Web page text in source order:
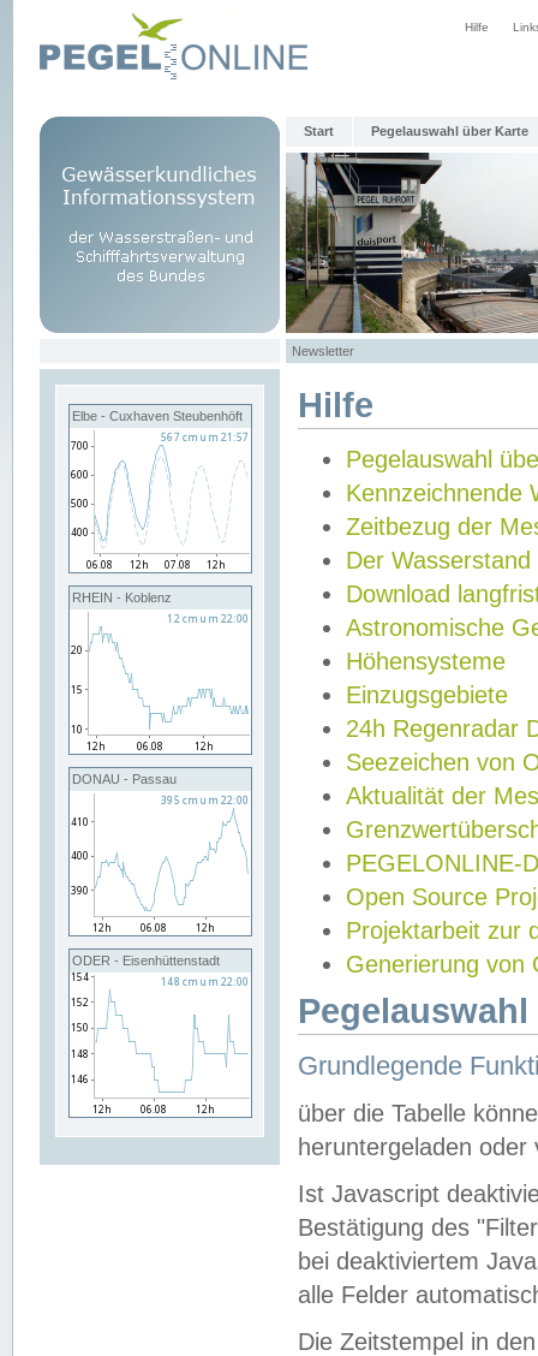
Hilfe
Start Pegelauswahl über Karte
Newsletter
Elbe - Cuxhaven Steubenhöft
RHEIN - Koblenz
DONAU - Passau
ODER - Eisenhüttenstadt
Hilfe
Pegelauswahl
Kennzeichnende
Zeitbezug der
Der Wasserstand
Download
Astronomische
Höhensysteme
Einzugsgebiete
24h Regenradar
Seezeichen von
Aktualität der
PEGELONLINE-
Open Source
Projektarbeit zur
Generierung von
Grundlegende
über die Tabelle
heruntergeladen oder
Ist Javascript
Bestätigung des
bei deaktiviertem
alle Felder
Die Zeitstempel in